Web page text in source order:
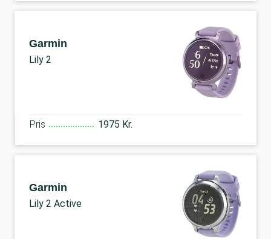
Garmin
Lily 2
Pris 1975 Kr.
Garmin
Lily 2 Active